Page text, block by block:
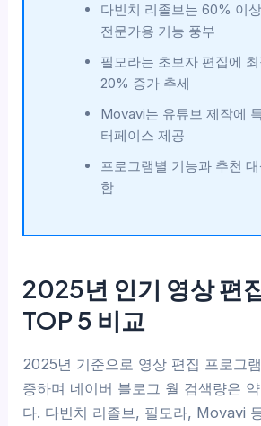
다빈치 리졸브는 60% 이
전문가용 기능 풍부
필모라는 초보자 편집에
20% 증가 추세
Movavi는 유튜브 제작에
터페이스 제공
프로그램별 기능과 추천
함
2025년 인기 영상 편
TOP 5 비교
2025년 기준으로 영상 편집 프로그
증하며 네이버 블로그 월 검색량은
다. 다빈치 리졸브, 필모라, Movavi